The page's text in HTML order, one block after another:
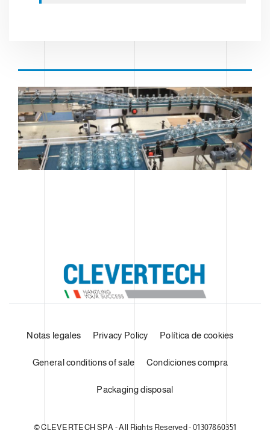
Notas legales Privacy Policy Política de cookies
General conditions of sale Condiciones compra
Packaging disposal
© CLEVERTECH SPA - All Rights Reserved - 01307860351